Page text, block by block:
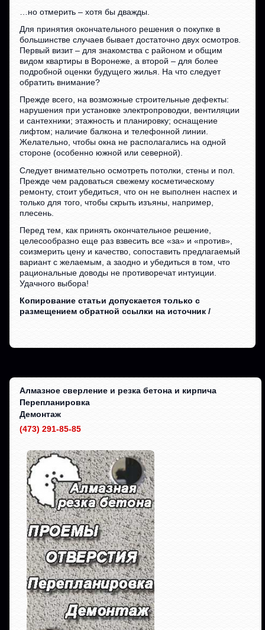
…но отмерить – хотя бы дважды.
Для принятия окончательного решения о покупке в
большинстве случаев бывает достаточно двух осмотров.
Первый визит – для знакомства с районом и общим
видом квартиры в Воронеже, а второй – для более
подробной оценки будущего жилья. На что следует
обратить внимание?
Прежде всего, на возможные строительные дефекты:
нарушения при установке электропроводки, вентиляции
и сантехники; этажность и планировку; оснащение
лифтом; наличие балкона и телефонной линии.
Желательно, чтобы окна не располагались на одной
стороне (особенно южной или северной).
Следует внимательно осмотреть потолки, стены и пол.
Прежде чем радоваться свежему косметическому
ремонту, стоит убедиться, что он не выполнен наспех и
только для того, чтобы скрыть изъяны, например,
плесень.
Перед тем, как принять окончательное решение,
целесообразно еще раз взвесить все «за» и «против»,
соизмерить цену и качество, сопоставить предлагаемый
вариант с желаемым, а заодно и убедиться в том, что
рациональные доводы не противоречат интуиции.
Удачного выбора!
Копирование статьи допускается только с
размещением обратной ссылки на источник /
Алмазное сверление и резка бетона и кирпича
Перепланировка
Демонтаж
(473) 291-85-85